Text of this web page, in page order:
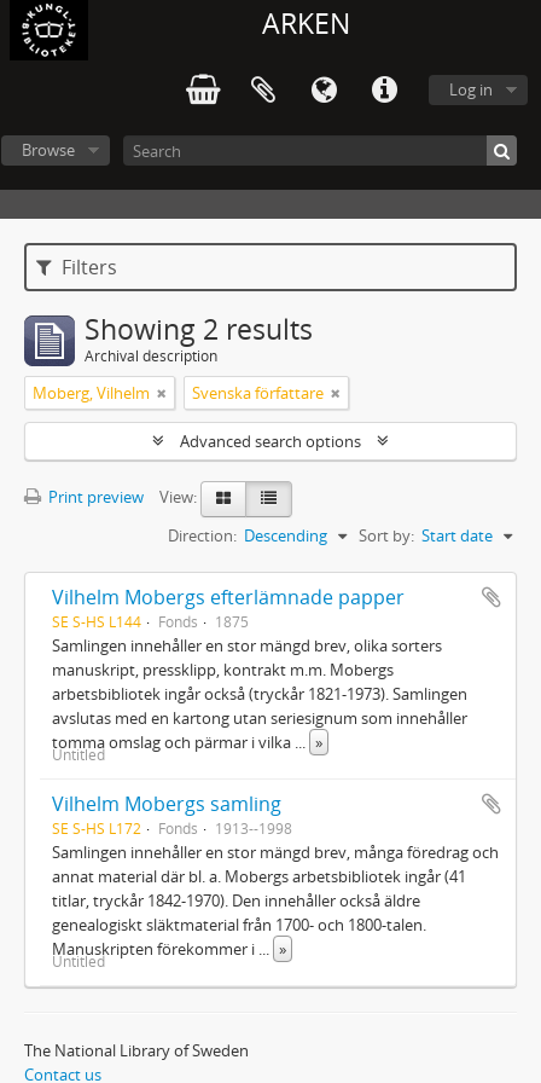
ARKEN
Log in
Browse
Filters
Showing 2 results
Archival description
Moberg, Vilhelm Svenska författare
Advanced search options
Print preview
View:
Sort by: Start date
Direction: Descending
Vilhelm Mobergs efterlämnade papper
SE S-HS L144 Fonds 1875
Samlingen innehåller en stor mängd brev, olika sorters
manuskript, pressklipp, kontrakt m.m. Mobergs
arbetsbibliotek ingår också (tryckår 1821-1973). Samlingen
avslutas med en kartong utan seriesignum som innehåller
tomma omslag och pärmar i vilka
»
Untitled
Vilhelm Mobergs samling
SE S-HS L172 Fonds 1913--1998
Samlingen innehåller en stor mängd brev, många föredrag och
annat material där bl. a. Mobergs arbetsbibliotek ingår (41
titlar, tryckår 1842-1970). Den innehåller också äldre
genealogiskt släktmaterial från 1700- och 1800-talen.
Manuskripten förekommer i
»
Untitled
The National Library of Sweden
Contact us